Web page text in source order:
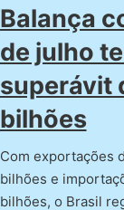
Balança
de julho
superávit
bilhões
Com exportações
bilhões e
bilhões, o Brasil